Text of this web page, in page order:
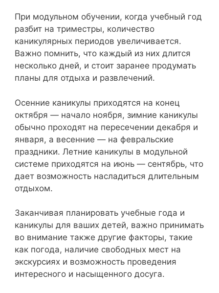
При модульном обучении, когда учебный год
разбит на триместры, количество
каникулярных периодов увеличивается.
Важно помнить, что каждый из них длится
несколько дней, и стоит заранее продумать
планы для отдыха и развлечений.
Осенние каникулы приходятся на конец
октября — начало ноября, зимние каникулы
обычно проходят на пересечении декабря и
января, а весенние — на февральские
праздники. Летние каникулы в модульной
системе приходятся на июнь — сентябрь, что
дает возможность насладиться длительным
отдыхом.
Заканчивая планировать учебные года и
каникулы для ваших детей, важно принимать
во внимание также другие факторы, такие
как погода, наличие свободных мест на
экскурсиях и возможность проведения
интересного и насыщенного досуга.